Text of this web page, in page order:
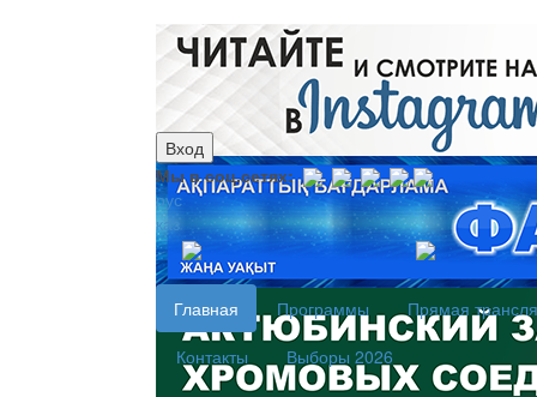
Вход
Мы в соц.сетях:
рус
каз
Главная Программы
Прямая
Контакты
Выборы 2026